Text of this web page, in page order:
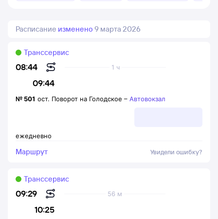
Расписание изменено 9 марта 2026
08:44
09:44
1 ч
Транссервис
ежедневно
№ 501 ост. Поворот на Голодское – Автовокзал
Маршрут Увидели ошибку?
09:29
10:25
56 м
Транссервис